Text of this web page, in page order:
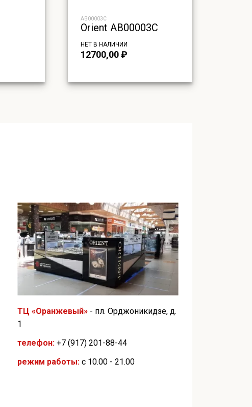
AB00003C
Orient AB00003C
НЕТ В НАЛИЧИИ
12700,00₽
ТЦ «Оранжевый» - пл. Орджоникидзе, д.
1
телефон: +7 (917) 201-88-44
режим работы: с 10.00 - 21.00